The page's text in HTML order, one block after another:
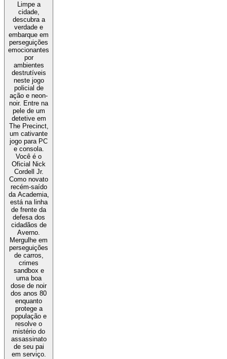
Limpe a
cidade,
descubra a
verdade e
embarque em
perseguições
emocionantes
por
ambientes
destrutíveis
neste jogo
policial de
ação e neon-
noir. Entre na
pele de um
detetive em
The Precinct,
um cativante
jogo para PC
e consola.
Você é o
Oficial Nick
Cordell Jr.
Como novato
recém-saído
da Academia,
está na linha
de frente da
defesa dos
cidadãos de
Averno.
Mergulhe em
perseguições
de carros,
crimes
sandbox e
uma boa
dose de noir
dos anos 80
enquanto
protege a
população e
resolve o
mistério do
assassinato
de seu pai
em serviço.